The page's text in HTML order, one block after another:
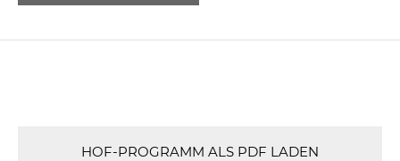
HOF-PROGRAMM ALS PDF LADEN